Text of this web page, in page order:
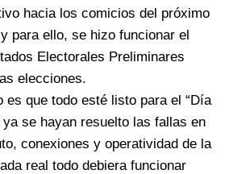
hacia los comicios del próximo
para ello, se hizo funcionar el
Electorales Preliminares
elecciones.
es que todo esté listo para el “Día
ya se hayan resuelto las fallas en
conexiones y operatividad de la
real todo debiera funcionar